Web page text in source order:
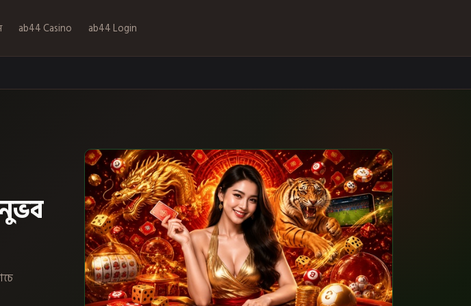
ab44 Casino ab44 Login